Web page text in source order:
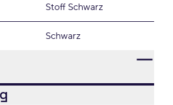
Stoff Schwarz
Schwarz